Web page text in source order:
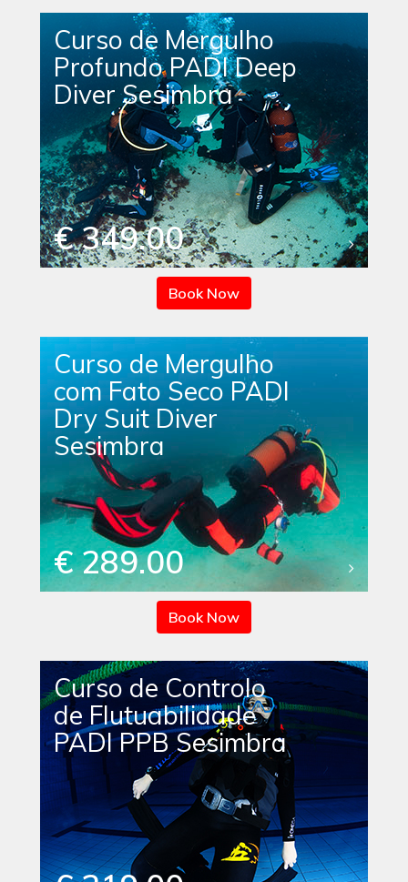
Curso de Mergulho
Profundo PADI Deep
Diver Sesimbra
€ 349.00
Book Now
Curso de Mergulho
com Fato Seco PADI
Dry Suit Diver
Sesimbra
€ 289.00
Book Now
Curso de Controlo
de Flutuabilidade
PADI PPB Sesimbra